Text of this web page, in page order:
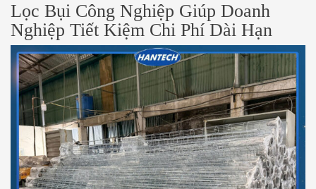
Lọc Bụi Công Nghiệp Giúp Doanh
Nghiệp Tiết Kiệm Chi Phí Dài Hạn